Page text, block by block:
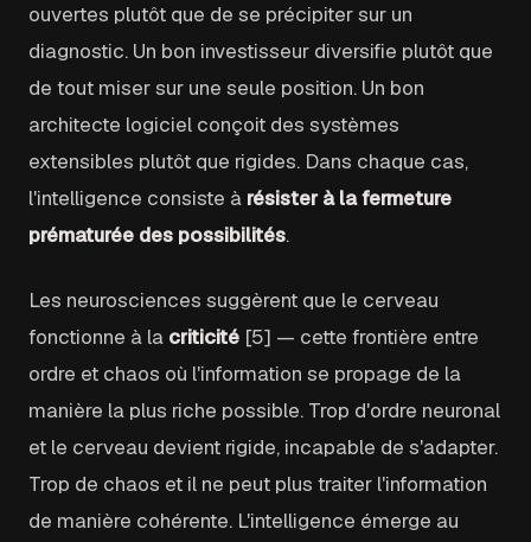
ouvertes plutôt que de se précipiter sur un
diagnostic. Un bon investisseur diversifie plutôt que
de tout miser sur une seule position. Un bon
architecte logiciel conçoit des systèmes
extensibles plutôt que rigides. Dans chaque cas,
l'intelligence consiste à résister à la fermeture
prématurée des possibilités.
Les neurosciences suggèrent que le cerveau
fonctionne à la criticité [5] — cette frontière entre
ordre et chaos où l'information se propage de la
manière la plus riche possible. Trop d'ordre neuronal
et le cerveau devient rigide, incapable de s'adapter.
Trop de chaos et il ne peut plus traiter l'information
de manière cohérente. L'intelligence émerge au